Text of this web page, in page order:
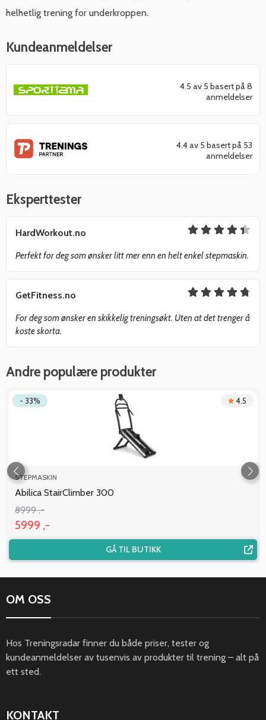
helhetlig trening for underkroppen.
Kundeanmeldelser
4.5 av 5 basert på 8
anmeldelser
4.4 av 5 basert på 53
anmeldelser
Eksperttester
HardWorkout.no
Perfekt for deg som ønsker litt mer enn en helt enkel stepmaskin.
GetFitness.no
For deg som ønsker en skikkelig treningsøkt. Uten at det trenger å
koste skorta.
Andre populære produkter
- 33% 4.5
STEPMASKIN
Abilica StairClimber 300
8999 ,-
5999 ,-
GÅ TIL BUTIKK
OM OSS
Hos Treningsradar finner du både priser, tester og
kundeanmeldelser av tusenvis av produkter til trening – alt på
ett sted.
KONTAKT